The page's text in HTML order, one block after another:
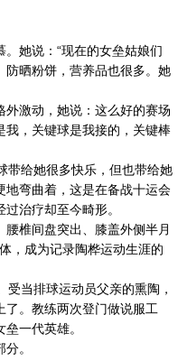
她说：“现在的女垒姑娘们
防晒粉饼，营养品也很多。她
激动，她说：这么好的赛场
我，关键球是我接的，关键棒
给她很多快乐，但也带给她
地弯曲着，这是在备战十运会
治疗却至今畸形。
椎间盘突出、膝盖外侧半月
，成为记录陶桦运动生涯的
当排球运动员父亲的熏陶，
。教练两次登门做说服工
一代英雄。
。